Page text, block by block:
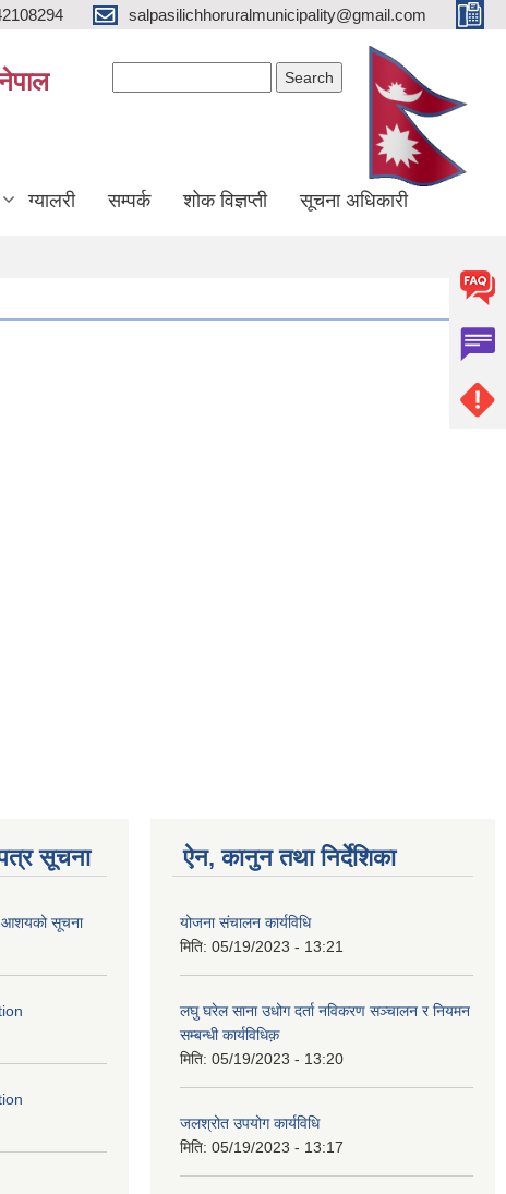
salpasilichhoruralmunicipality@gmail.com
ग्यालरी सम्पर्क शोक विज्ञप्ती सूचना अधिकारी
सूचना
आशयको सूचना
ऐन, कानुन तथा निर्देशिका
योजना संचालन कार्यविधि
मिति: 05/19/2023 - 13:21
लघु घरेल साना उधोग दर्ता नविकरण सञ्चालन र नियमन
सम्बन्धी कार्यविधिक़
मिति: 05/19/2023 - 13:20
जलश्रोत उपयोग कार्यविधि
मिति: 05/19/2023 - 13:17